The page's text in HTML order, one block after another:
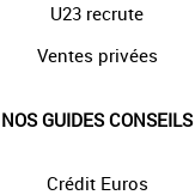
U23 recrute
Ventes privées
NOS GUIDES CONSEILS
Crédit Euros